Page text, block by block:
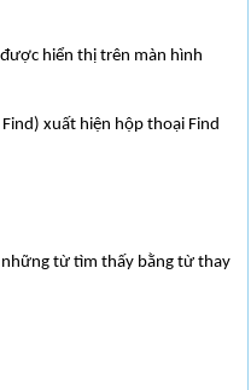
hiển thị trên màn hình
xuất hiện hộp thoại Find
những từ tìm thấy bằng từ thay